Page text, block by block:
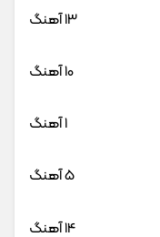
13 آهنگ
10 آهنگ
1 آهنگ
5 آهنگ
14 آهنگ